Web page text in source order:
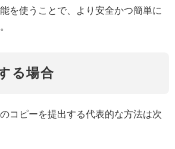
を使うことで、より安全かつ簡単に
る場合
コピーを提出する代表的な方法は次